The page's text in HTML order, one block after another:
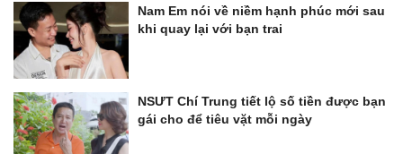
Nam Em nói về niềm hạnh phúc mới sau
khi quay lại với bạn trai
NSƯT Chí Trung tiết lộ số tiền được bạn
gái cho để tiêu vặt mỗi ngày